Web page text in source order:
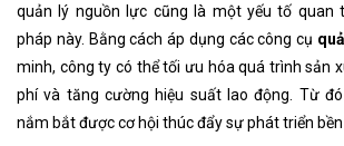
quản lý nguồn lực cũng là một yếu tố quan
pháp này. Bằng cách áp dụng các công cụ
minh, công ty có thể tối ưu hóa quá trình sản
phí và tăng cường hiệu suất lao động. Từ
nắm bắt được cơ hội thúc đẩy sự phát triển bền